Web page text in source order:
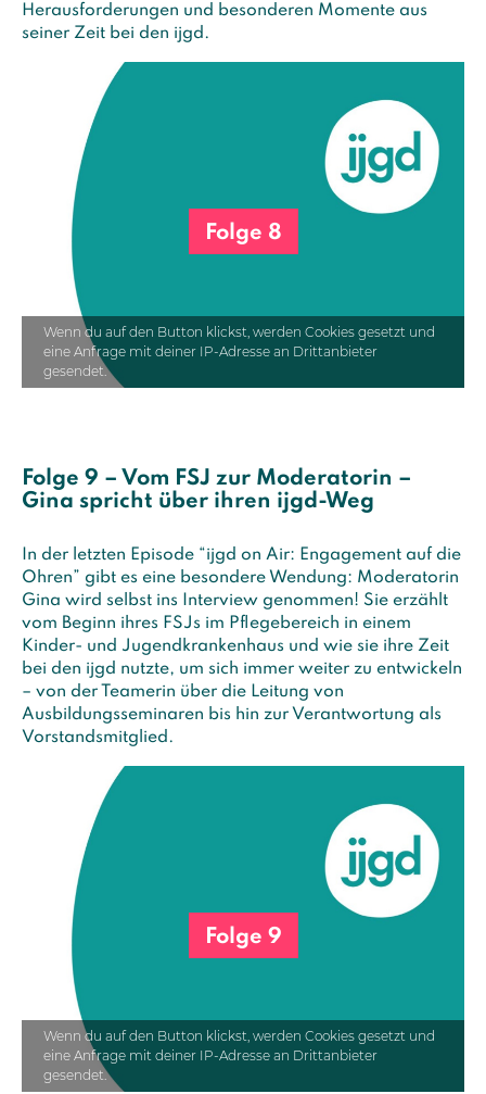
Herausforderungen und besonderen Momente aus
seiner Zeit bei den ijgd.
Folge 8
Wenn du auf den Button klickst, werden Cookies gesetzt und
eine Anfrage mit deiner IP-Adresse an Drittanbieter
gesendet.
Folge 9 – Vom FSJ zur Moderatorin –
Gina spricht über ihren ijgd-Weg
In der letzten Episode “ijgd on Air: Engagement auf die
Ohren” gibt es eine besondere Wendung: Moderatorin
Gina wird selbst ins Interview genommen! Sie erzählt
vom Beginn ihres FSJs im Pflegebereich in einem
Kinder- und Jugendkrankenhaus und wie sie ihre Zeit
bei den ijgd nutzte, um sich immer weiter zu entwickeln
– von der Teamerin über die Leitung von
Ausbildungsseminaren bis hin zur Verantwortung als
Vorstandsmitglied.
Folge 9
Wenn du auf den Button klickst, werden Cookies gesetzt und
eine Anfrage mit deiner IP-Adresse an Drittanbieter
gesendet.